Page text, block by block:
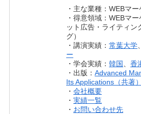
・主な業種：WEBマ
・得意領域：WEBマ
ット広告・ライティン
グ）
・講演実績：常葉大学
ー
・学会実績：韓国 、香
・出版：Advanced
Its Applications（共著）
・会社概要
・実績一覧
・ お問い合わせ先